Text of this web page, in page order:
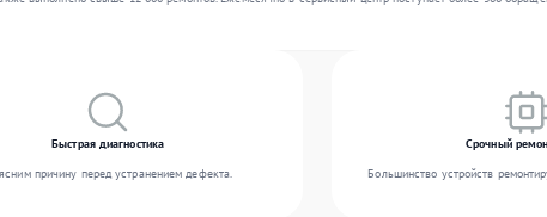
Быстрая диагностика
причину перед устранением дефекта.
Срочный
Большинство устройств